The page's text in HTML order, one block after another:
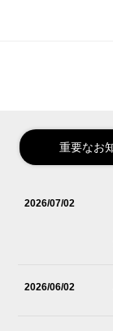
重要なお
2026/07/02
2026/06/02
2026/07/29